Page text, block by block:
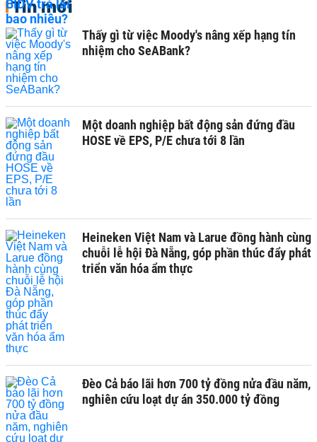
Tin mới
Thấy gì từ việc Moody's nâng xếp hạng tín
nhiệm cho SeABank?
Một doanh nghiệp bất động sản đứng đầu
HOSE về EPS, P/E chưa tới 8 lần
Heineken Việt Nam và Larue đồng hành cùng
chuỗi lễ hội Đà Nẵng, góp phần thúc đẩy phát
triển văn hóa ẩm thực
Đèo Cả báo lãi hơn 700 tỷ đồng nửa đầu năm,
nghiên cứu loạt dự án 350.000 tỷ đồng